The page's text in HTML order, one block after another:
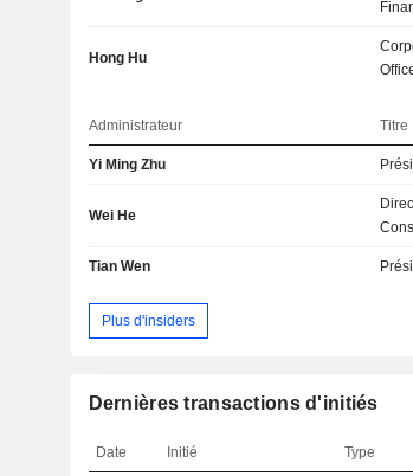
Hong Hu
Administrateur Titre
Yi Ming Zhu
Wei He
Tian Wen
Plus d'insiders
Dernières transactions d'initiés
Date Initié Type